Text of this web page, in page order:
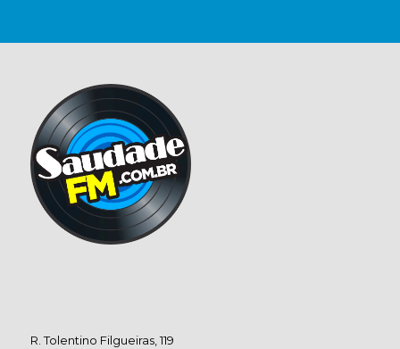
R. Tolentino Filgueiras, 119